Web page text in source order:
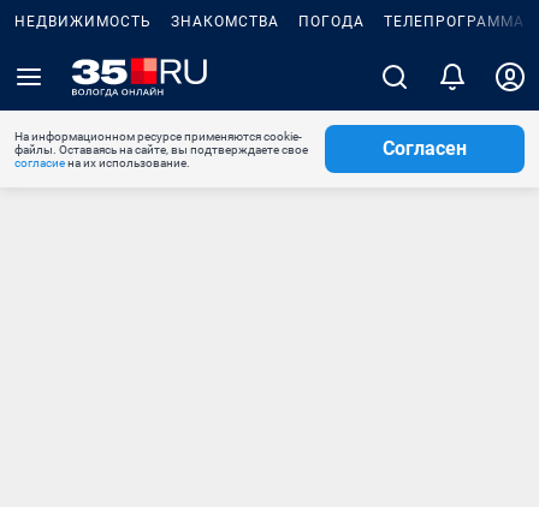
НЕДВИЖИМОСТЬ ЗНАКОМСТВА ПОГОДА ТЕЛЕПРОГРАММА
На информационном ресурсе применяются cookie-
файлы. Оставаясь на сайте, вы подтверждаете свое
согласиена их использование.
Согласен